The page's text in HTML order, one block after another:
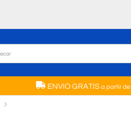
ENVIO GRATISa partir de